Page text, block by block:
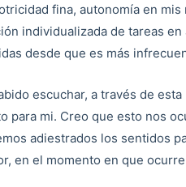
fina, autonomía en
individualizada de tareas
desde que es más
escuchar, a través de
para mi. Creo que esto nos
adiestrados los sentidos
en el momento en que